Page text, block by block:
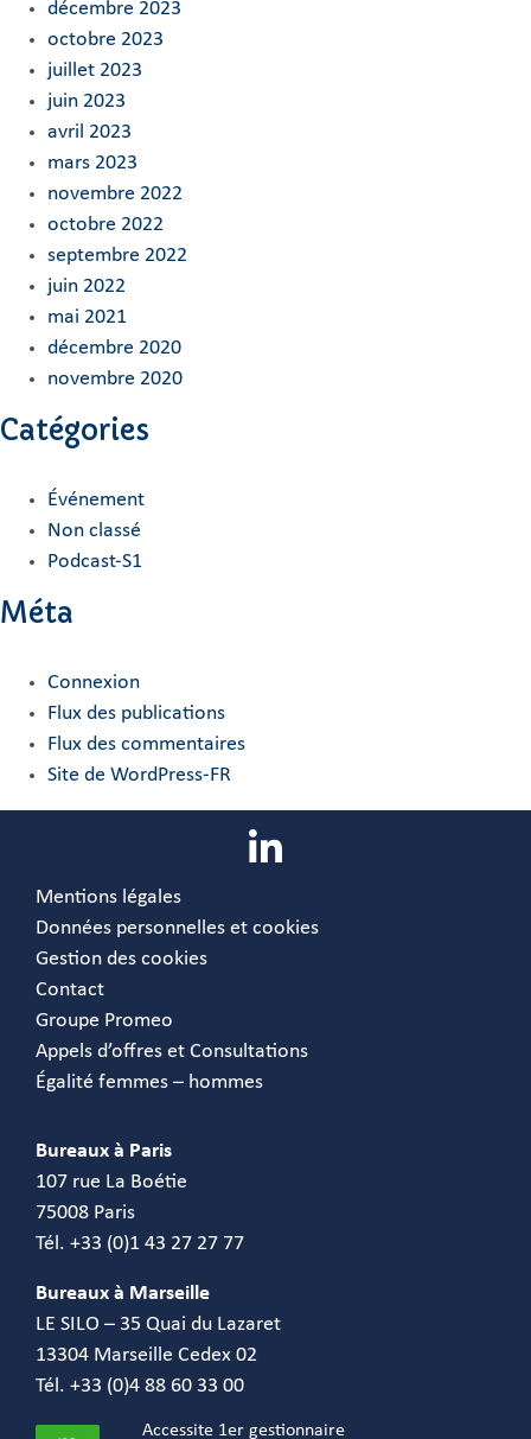
décembre 2023
octobre 2023
juillet 2023
juin 2023
avril 2023
mars 2023
novembre 2022
octobre 2022
septembre 2022
juin 2022
mai 2021
décembre 2020
novembre 2020
Catégories
Événement
Non classé
Podcast-S1
Méta
Connexion
Flux des publications
Flux des commentaires
Site de WordPress-FR
Mentions légales
Données personnelles et cookies
Gestion des cookies
Contact
Groupe Promeo
Appels d’offres et Consultations
Égalité femmes – hommes
Bureaux à Paris
107 rue La Boétie
75008 Paris
Tél. +33 (0)1 43 27 27 77
Bureaux à Marseille
LE SILO – 35 Quai du Lazaret
13304 Marseille Cedex 02
Tél. +33 (0)4 88 60 33 00
Accessite 1er gestionnaire